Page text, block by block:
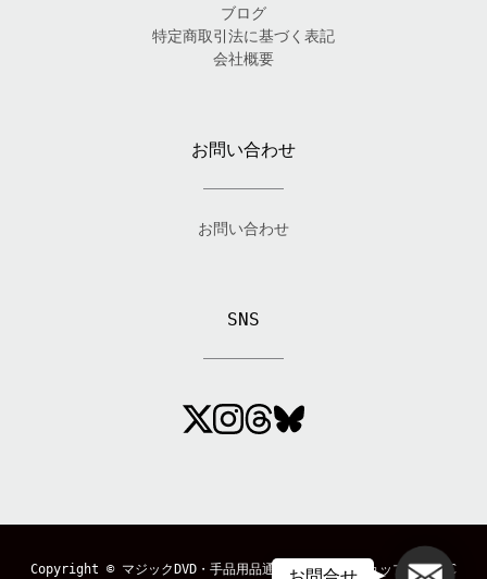
ブログ
特定商取引法に基づく表記
会社概要
お問い合わせ
お問い合わせ
SNS
Copyright © マジックDVD・手品用品通販のマジックショップ「MAGIC
メール